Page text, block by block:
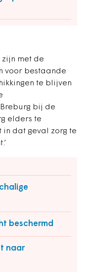
zijn met de
voor bestaande
te blijven
bij de
elders te
dat geval zorg te
beschermd
naar